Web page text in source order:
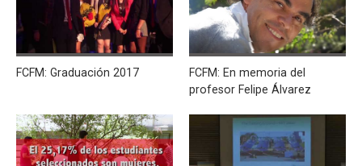
FCFM: Graduación 2017
FCFM: En memoria del
profesor Felipe Álvarez